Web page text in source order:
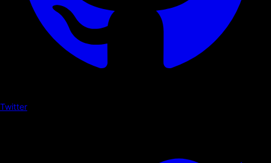
Twitter